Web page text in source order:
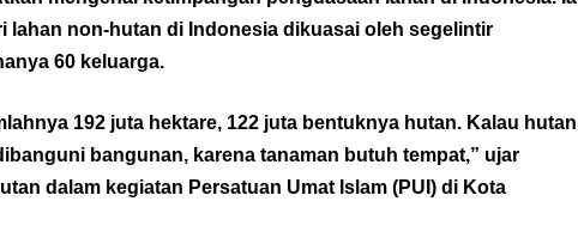
lahan non-hutan di Indonesia dikuasai oleh segelintir
60 keluarga.
192 juta hektare, 122 juta bentuknya hutan. Kalau hutan
bangunan, karena tanaman butuh tempat,” ujar
dalam kegiatan Persatuan Umat Islam (PUI) di Kota